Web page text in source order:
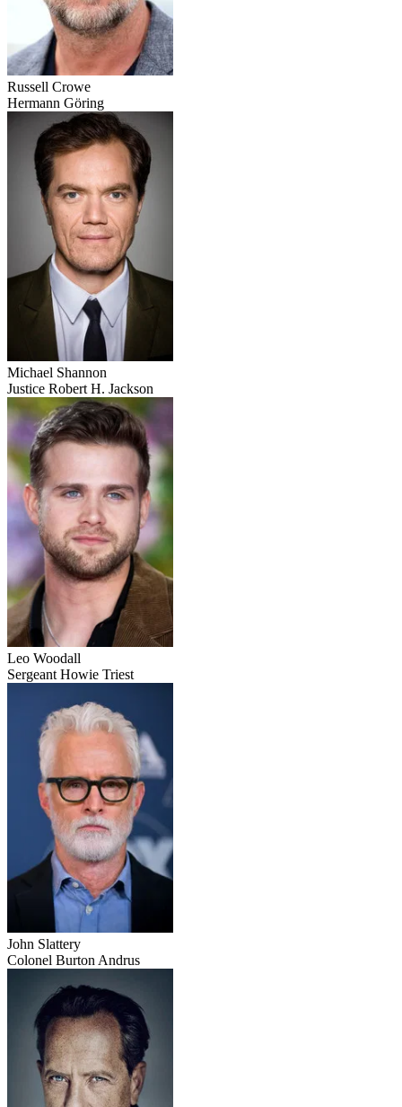
Russell Crowe
Hermann Göring
Michael Shannon
Justice Robert H. Jackson
Leo Woodall
Sergeant Howie Triest
John Slattery
Colonel Burton Andrus